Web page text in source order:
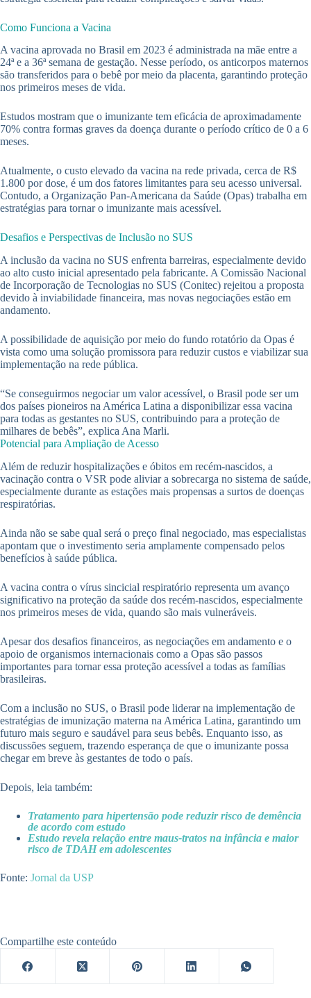
Como Funciona a Vacina
A vacina aprovada no Brasil em 2023 é administrada na mãe entre a
24ª e a 36ª semana de gestação. Nesse período, os anticorpos maternos
são transferidos para o bebê por meio da placenta, garantindo proteção
nos primeiros meses de vida.
Estudos mostram que o imunizante tem eficácia de aproximadamente
70% contra formas graves da doença durante o período crítico de 0 a 6
meses.
Atualmente, o custo elevado da vacina na rede privada, cerca de R$
1.800 por dose, é um dos fatores limitantes para seu acesso universal.
Contudo, a Organização Pan-Americana da Saúde (Opas) trabalha em
estratégias para tornar o imunizante mais acessível.
Desafios e Perspectivas de Inclusão no SUS
A inclusão da vacina no SUS enfrenta barreiras, especialmente devido
ao alto custo inicial apresentado pela fabricante. A Comissão Nacional
de Incorporação de Tecnologias no SUS (Conitec) rejeitou a proposta
devido à inviabilidade financeira, mas novas negociações estão em
andamento.
A possibilidade de aquisição por meio do fundo rotatório da Opas é
vista como uma solução promissora para reduzir custos e viabilizar sua
implementação na rede pública.
“Se conseguirmos negociar um valor acessível, o Brasil pode ser um
dos países pioneiros na América Latina a disponibilizar essa vacina
para todas as gestantes no SUS, contribuindo para a proteção de
milhares de bebês”, explica Ana Marli.
Potencial para Ampliação de Acesso
Além de reduzir hospitalizações e óbitos em recém-nascidos, a
vacinação contra o VSR pode aliviar a sobrecarga no sistema de saúde,
especialmente durante as estações mais propensas a surtos de doenças
respiratórias.
Ainda não se sabe qual será o preço final negociado, mas especialistas
apontam que o investimento seria amplamente compensado pelos
benefícios à saúde pública.
A vacina contra o vírus sincicial respiratório representa um avanço
significativo na proteção da saúde dos recém-nascidos, especialmente
nos primeiros meses de vida, quando são mais vulneráveis.
Apesar dos desafios financeiros, as negociações em andamento e o
apoio de organismos internacionais como a Opas são passos
importantes para tornar essa proteção acessível a todas as famílias
brasileiras.
Com a inclusão no SUS, o Brasil pode liderar na implementação de
estratégias de imunização materna na América Latina, garantindo um
futuro mais seguro e saudável para seus bebês. Enquanto isso, as
discussões seguem, trazendo esperança de que o imunizante possa
chegar em breve às gestantes de todo o país.
Depois, leia também:
Tratamento para hipertensão pode reduzir risco de demência
de acordo com estudo
Estudo revela relação entre maus-tratos na infância e maior
risco de TDAH em adolescentes
Fonte: Jornal da USP
Compartilhe este conteúdo